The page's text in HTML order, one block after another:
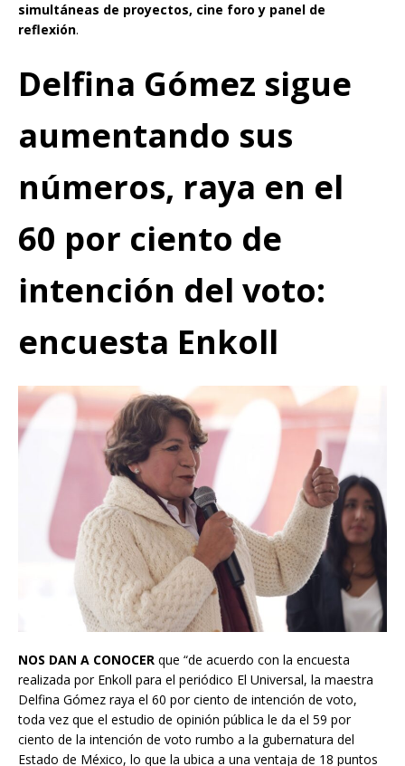
simultáneas de proyectos, cine foro y panel de
reflexión.
Delfina Gómez sigue
aumentando sus
números, raya en el
60 por ciento de
intención del voto:
encuesta Enkoll
NOS DAN A CONOCER que “de acuerdo con la encuesta
realizada por Enkoll para el periódico El Universal, la maestra
Delfina Gómez raya el 60 por ciento de intención de voto,
toda vez que el estudio de opinión pública le da el 59 por
ciento de la intención de voto rumbo a la gubernatura del
Estado de México, lo que la ubica a una ventaja de 18 puntos